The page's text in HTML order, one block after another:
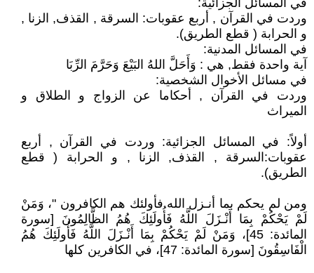
في المسائل الجزائية:
وردت في القرآن , أربع عقوبات: السرقة , القذف, الزنا ,
و الحرابة ( قطع الطريق).
في المسائل المدنية:
آية واحدة فقط, هي : وَأَحَلَّ اللهُ البَيْعَ وَحَرَّمَ الرِّبَا
في مسائل الأخوال الشخصية:
وردت في القرآن , أحكاما عن الزواج و الطلاق و
الميراث
أولاً: في المسائل الجزائية: وردت في القرآن , أربع
عقوبات:السرقة , القذف, الزنا , و الحرابة ( قطع
الطريق).
ومن لم يحكم بما أنـزل الله فأولئك هم الكافرون "، وَمَنْ
لَمْ يَحْكُمْ بِمَا أَنْـزَلَ اللَّهُ فَأُولَئِكَ هُمُ الظَّالِمُونَ [سورة
المائدة: 45]، وَمَنْ لَمْ يَحْكُمْ بِمَا أَنْـزَلَ اللَّهُ فَأُولَئِكَ هُمُ
الْفَاسِقُونَ [سورة المائدة: 47]، في الكافرين كلها